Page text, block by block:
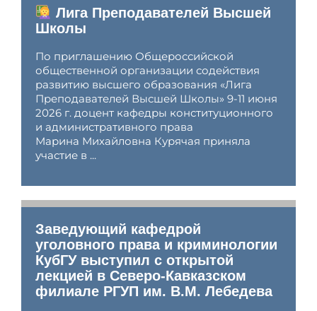
Лига Преподавателей Высшей
Школы
По приглашению Общероссийской
общественной организации содействия
развитию высшего образования «Лига
Преподавателей Высшей Школы» 9-11 июня
2026 г. доцент кафедры конституционного
и административного права
Марина Михайловна Курячая приняла
участие в ...
Заведующий кафедрой
уголовного права и криминологии
КубГУ выступил с открытой
лекцией в Северо-Кавказском
филиале РГУП им. В.М. Лебедева